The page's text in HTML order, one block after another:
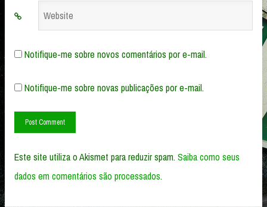
Website
Notifique-me sobre novos comentários por e-mail.
Notifique-me sobre novas publicações por e-mail.
Este site utiliza o Akismet para reduzir spam.Saiba como seus
dados em comentários são processados.